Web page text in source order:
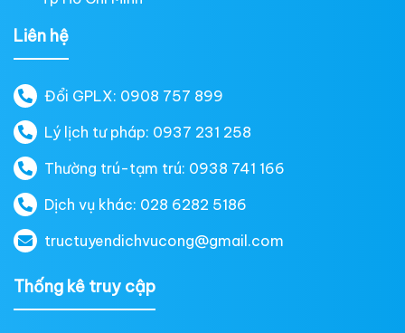
Liên hệ
Đổi GPLX: 0908 757 899
Lý lịch tư pháp: 0937 231 258
Thường trú-tạm trú: 0938 741 166
Dịch vụ khác: 028 6282 5186
tructuyendichvucong@gmail.com
Thống kê truy cập